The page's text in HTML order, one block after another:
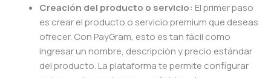
Creación del producto o servicio: El primer paso
es crear el producto o servicio premium que deseas
ofrecer. Con PayGram, esto es tan fácil como
ingresar un nombre, descripción y precio estándar
del producto. La plataforma te permite configurar